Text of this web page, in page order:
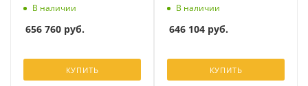
В наличии
656 760 руб.
КУПИТЬ
В наличии
646 104 руб.
КУПИТЬ